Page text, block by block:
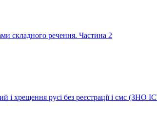
складного речення. Частина 2
і хрещення русі без реєстрації і смс